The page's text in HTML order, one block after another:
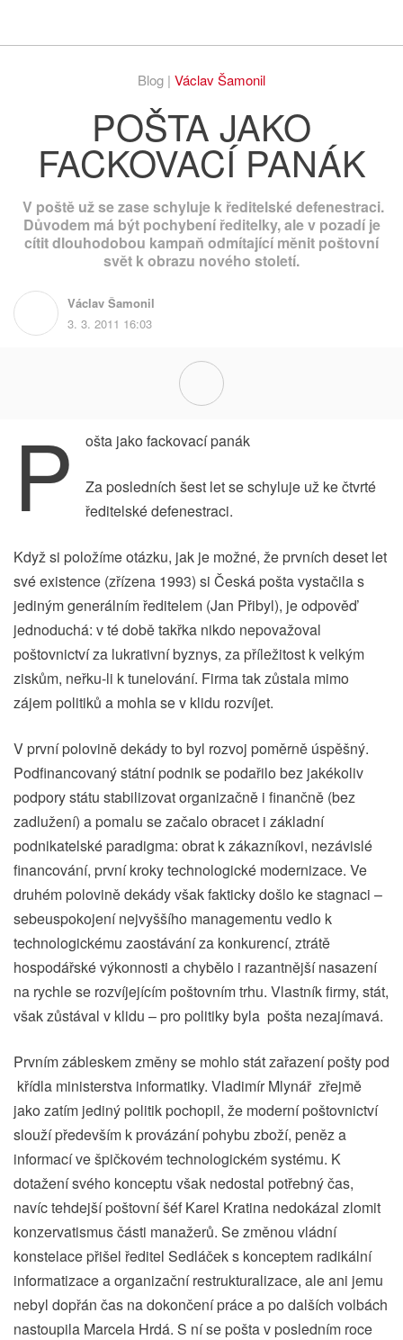
Blog | Václav Šamonil
POŠTA JAKO
FACKOVACÍ PANÁK
V poště už se zase schyluje k ředitelské defenestraci.
Důvodem má být pochybení ředitelky, ale v pozadí je
cítit dlouhodobou kampaň odmítající měnit poštovní
svět k obrazu nového století.
Václav Šamonil
3. 3. 2011 16:03
P ošta jako fackovací panák
Za posledních šest let se schyluje už ke čtvrté
ředitelské defenestraci.
Když si položíme otázku, jak je možné, že prvních deset let
své existence (zřízena 1993) si Česká pošta vystačila s
jediným generálním ředitelem (Jan Přibyl), je odpověď
jednoduchá: v té době takřka nikdo nepovažoval
poštovnictví za lukrativní byznys, za příležitost k velkým
ziskům, neřku-li k tunelování. Firma tak zůstala mimo
zájem politiků a mohla se v klidu rozvíjet.
V první polovině dekády to byl rozvoj poměrně úspěšný.
Podfinancovaný státní podnik se podařilo bez jakékoliv
podpory státu stabilizovat organizačně i finančně (bez
zadlužení) a pomalu se začalo obracet i základní
podnikatelské paradigma: obrat k zákazníkovi, nezávislé
financování, první kroky technologické modernizace. Ve
druhém polovině dekády však fakticky došlo ke stagnaci –
sebeuspokojení nejvyššího managementu vedlo k
technologickému zaostávání za konkurencí, ztrátě
hospodářské výkonnosti a chybělo i razantnější nasazení
na rychle se rozvíjejícím poštovním trhu. Vlastník firmy, stát,
však zůstával v klidu – pro politiky byla pošta nezajímavá.
Prvním zábleskem změny se mohlo stát zařazení pošty pod
křídla ministerstva informatiky. Vladimír Mlynář zřejmě
jako zatím jediný politik pochopil, že moderní poštovnictví
slouží především k provázání pohybu zboží, peněz a
informací ve špičkovém technologickém systému. K
dotažení svého konceptu však nedostal potřebný čas,
navíc tehdejší poštovní šéf Karel Kratina nedokázal zlomit
konzervatismus části manažerů. Se změnou vládní
konstelace přišel ředitel Sedláček s konceptem radikální
informatizace a organizační restrukturalizace, ale ani jemu
nebyl dopřán čas na dokončení práce a po dalších volbách
nastoupila Marcela Hrdá. S ní se pošta v posledním roce